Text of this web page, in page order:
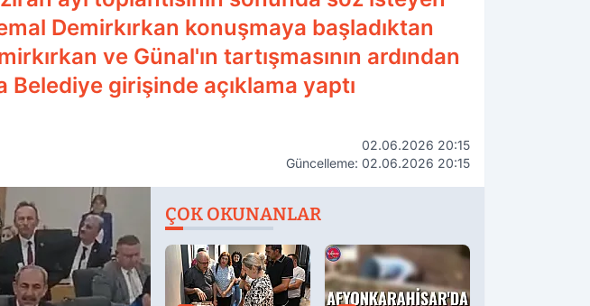
Demirkırkan konuşmaya başladıktan
ve Günal'ın tartışmasının ardından
Belediye girişinde açıklama yaptı
02.06.2026 20:15
Güncelleme: 02.06.2026 20:15
ÇOK OKUNANLAR